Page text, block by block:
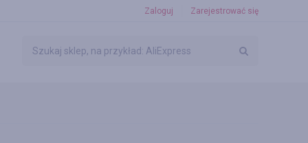
Zaloguj Zarejestrować się